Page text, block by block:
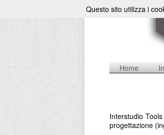
Home
Interstudio
progettazione
Questo sito utilizza i